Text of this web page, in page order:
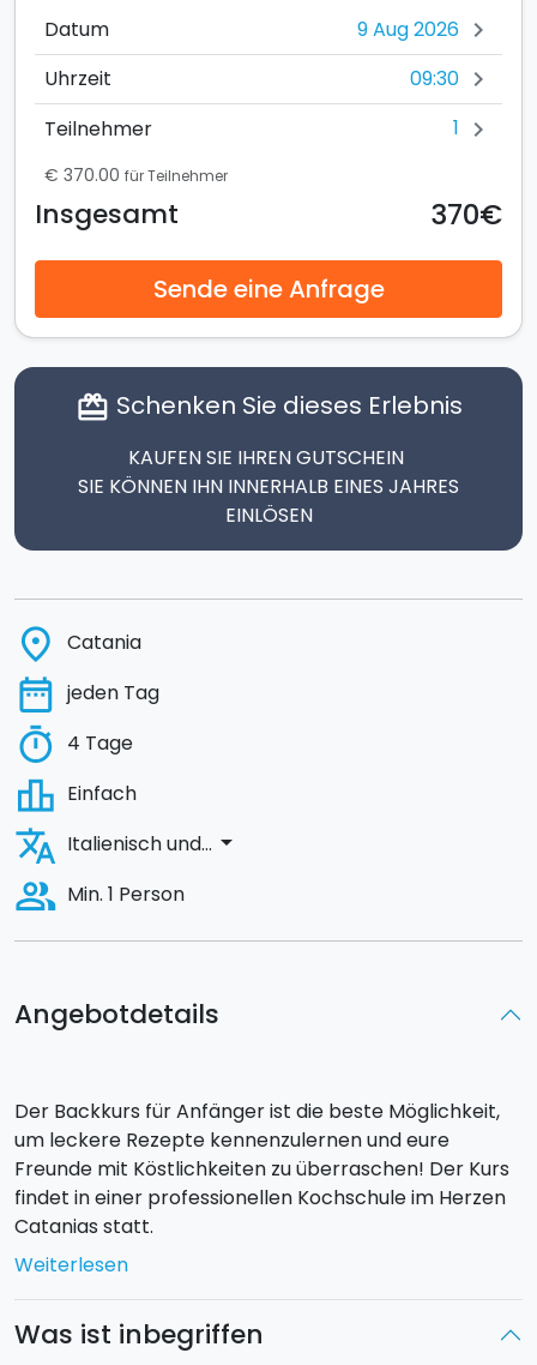
Angebotdetails
Der Backkurs für Anfänger ist die beste Möglichkeit,
um leckere Rezepte kennenzulernen und eure
Freunde mit Köstlichkeiten zu überraschen! Der Kurs
findet in einer professionellen Kochschule im Herzen
Catanias statt.
undBlätterteiggebäck,Schaumgebäck
Weiterlesen
Was ist inbegriffen
Datum chevron_right
Uhrzeit 09:30 chevron_right
Teilnehmer 1 chevron_right
€ 370.00 für Teilnehmer
Insgesamt 370€
Sende eine Anfrage
card_giftcard Schenken Sie dieses Erlebnis
KAUFEN SIE IHREN GUTSCHEIN
SIE KÖNNEN IHN INNERHALB EINES JAHRES
EINLÖSEN
place Catania
date_range jeden Tag
timer 4 Tage
leaderboard Einfach
translate Italienisch und... arrow_drop_down
people_alt Min. 1 Person